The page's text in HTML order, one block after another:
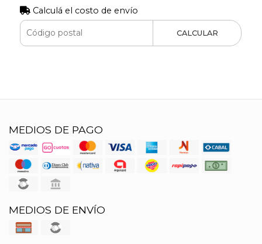
Calculá el costo de envío
CALCULAR
MEDIOS DE PAGO
MEDIOS DE ENVÍO